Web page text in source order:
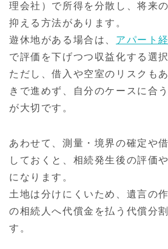
理会社）で所得を分散し、将来
抑える方法があります。
遊休地がある場合は、 アパート
で評価を下げつつ収益化する選
ただし、借入や空室のリスクも
きで進めず、自分のケースに合
が大切です。
あわせて、測量・境界の確定や
しておくと、相続発生後の評価
になります。
土地は分けにくいため、遺言の
の相続人へ代償金を払う代償分
す。